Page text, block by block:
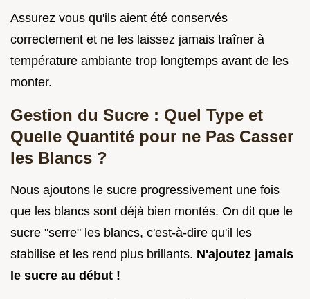
Assurez vous qu'ils aient été conservés
correctement et ne les laissez jamais traîner à
température ambiante trop longtemps avant de les
monter.
Gestion du Sucre : Quel Type et
Quelle Quantité pour ne Pas Casser
les Blancs ?
Nous ajoutons le sucre progressivement une fois
que les blancs sont déjà bien montés. On dit que le
sucre "serre" les blancs, c'est-à-dire qu'il les
stabilise et les rend plus brillants. N'ajoutez jamais
le sucre au début !